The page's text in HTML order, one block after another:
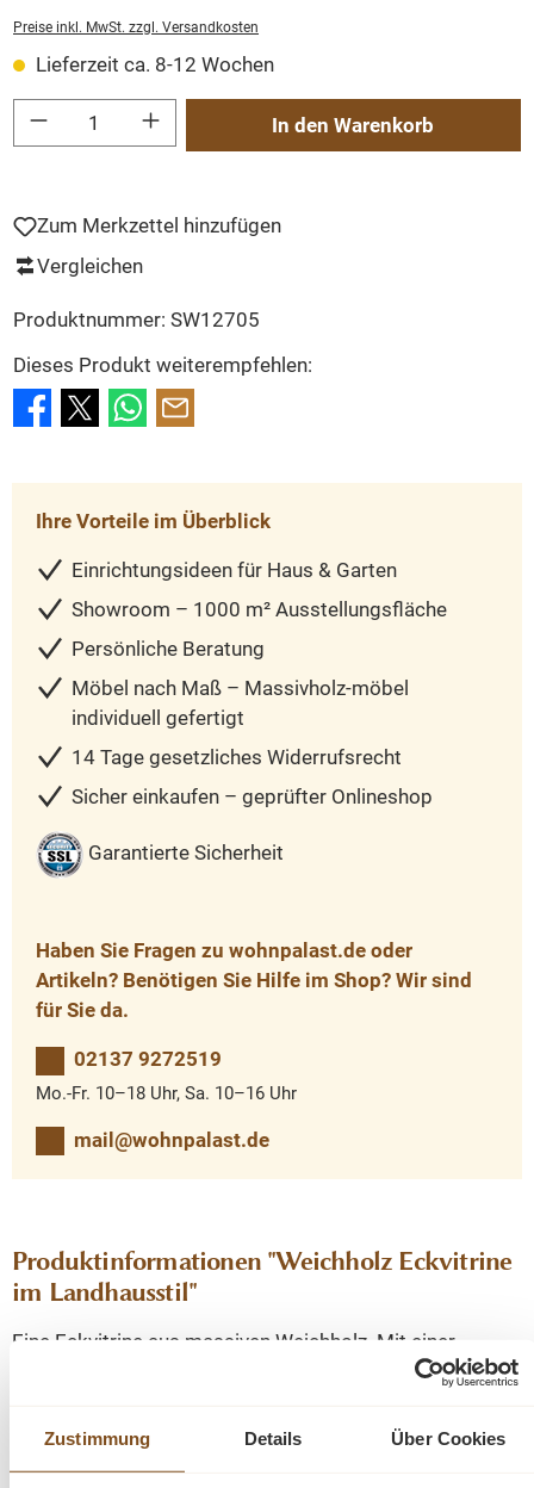
Zustimmung Details Über Cookies
Preise inkl. MwSt. zzgl. Versandkosten
Lieferzeit ca. 8-12 Wochen
Produkt Anzahl: Gib den gewünschten Wert ein oder benutze die Schaltflächen
In den Warenkorb
Zum Merkzettel hinzufügen
Vergleichen
Produktnummer: SW12705
Dieses Produkt weiterempfehlen:
Ihre Vorteile im Überblick
Einrichtungsideen für Haus & Garten
Showroom – 1000 m² Ausstellungsfläche
Persönliche Beratung
Möbel nach Maß – Massivholz-möbel
individuell gefertigt
14 Tage gesetzliches Widerrufsrecht
Sicher einkaufen – geprüfter Onlineshop
Garantierte Sicherheit
Haben Sie Fragen zu wohnpalast.de oder
Artikeln? Benötigen Sie Hilfe im Shop? Wir sind
für Sie da.
02137 9272519
Mo.-Fr. 10–18 Uhr, Sa. 10–16 Uhr
mail@wohnpalast.de
Produktinformationen "Weichholz Eckvitrine
im Landhausstil"
Eine Eckvitrine aus massiven Weichholz. Mit einer
Schublade und stabilen Regalböden. Dieses Möbelstück
vorhandenen Gebrauchspuren haben einen antiken